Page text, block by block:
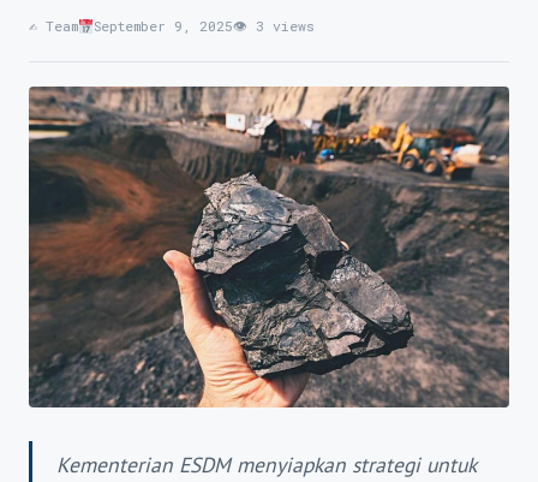
✍️ Team September 9, 2025👁 3 views
Kementerian ESDM menyiapkan strategi untuk